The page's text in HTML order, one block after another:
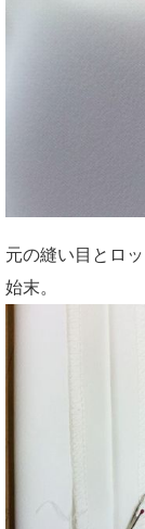
元の縫い目とロ
始末。